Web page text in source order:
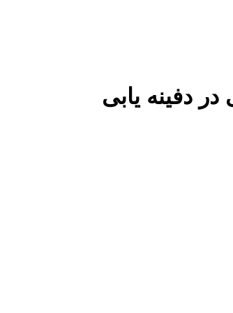
دفینه یابی